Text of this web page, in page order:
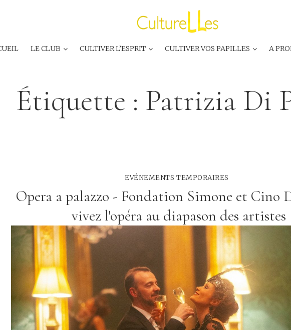
LE CLUB CULTIVER L’ESPRIT CULTIVER VOS PAPILLES A
Étiquette : Patrizia Di
EVÉNEMENTS TEMPORAIRES
Opera a palazzo - Fondation Simone et Cino
vivez l'opéra au diapason des artistes